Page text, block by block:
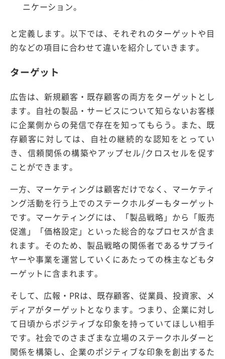
ニケーション。
と定義します。以下では、それぞれのターゲットや目
的などの項目に合わせて違いを紹介していきます。
ターゲット
広告は、新規顧客・既存顧客の両方をターゲットとし
ます。自社の製品・サービスについて知らないお客様
に企業側からの発信で存在を知ってもらう。また、既
存顧客に対しては、自社の継続的な認知をとってい
き、信頼関係の構築やアップセル/クロスセルを促す
ことができます。
一方、マーケティングは顧客だけでなく、マーケティ
ング活動を行う上でのステークホルダーもターゲット
です。マーケティングには、「製品戦略」から「販売
促進」「価格設定」といった総合的なプロセスが含ま
れます。そのため、製品戦略の関係者であるサプライ
ヤーや事業を運営していくにあたっての株主などもタ
ーゲットに含まれます。
そして、広報・PRは、既存顧客、従業員、投資家、メ
ディアがターゲットとなります。つまり、企業に対し
て日頃からポジティブな印象を持っていてほしい相手
です。社会でのさまざまな立場のステークホルダーと
関係を構築し、企業のポジティブな印象を創出するた